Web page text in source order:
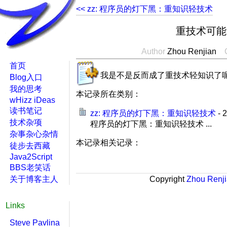
<< zz: 程序员的灯下黑：重知识轻技术
重技术可
AuthorZhou Renjian
我是不是反而成了重技术轻知识了
本记录所在类别：
zz: 程序员的灯下黑：重知识轻技术 -
程序员的灯下黑：重知识轻技术 ...
本记录相关记录：
CopyrightZhou
首页
Blog入口
我的思考
wHizz iDeas
读书笔记
技术杂项
杂事杂心杂情
徒步去西藏
Java2Script
BBS老笑话
关于博客主人
Links
Steve Pavlina